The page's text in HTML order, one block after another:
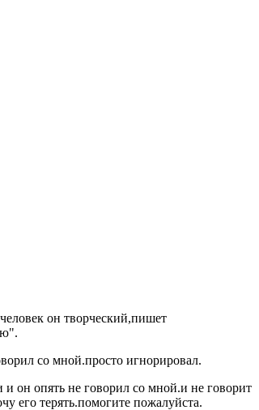
он творческий,пишет
со мной.просто игнорировал.
и он опять не говорил со мной.и не говорит
его терять.помогите пожалуйста.